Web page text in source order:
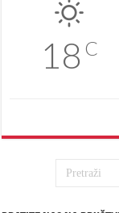
18 C